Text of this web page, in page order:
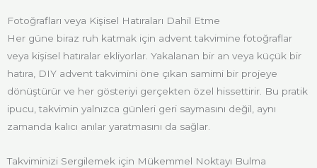
Fotoğrafları veya Kişisel Hatıraları Dahil Etme
Her güne biraz ruh katmak için advent takvimine fotoğraflar
veya kişisel hatıralar ekliyorlar. Yakalanan bir an veya küçük bir
hatıra, DIY advent takvimini öne çıkan samimi bir projeye
dönüştürür ve her gösteriyi gerçekten özel hissettirir. Bu pratik
ipucu, takvimin yalnızca günleri geri saymasını değil, aynı
zamanda kalıcı anılar yaratmasını da sağlar.
Takviminizi Sergilemek için Mükemmel Noktayı Bulma